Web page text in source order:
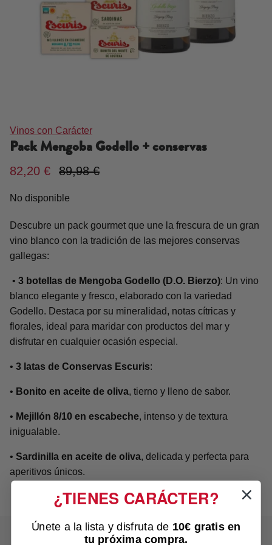
Vinos con Carácter
Pack Mengoba Godello + conservas
82,20 € 89,98 €
No disponible
Descubre un pack gourmet que une la frescura de un gran
vino blanco con la tradición de las mejores conservas
gallegas:
• 3 botellas de Mengoba Godello (D.O. Bierzo): Un vino
blanco elegante y fresco, elaborado con la variedad
Godello. Destaca por su mineralidad, notas cítricas y
florales, ideal para maridar con productos del mar y
disfrutar en cualquier ocasión especial.
• 3 latas de Conservas Escuris:
• Bonito en aceite de oliva, tierno y lleno de sabor.
• Mejillón 8/10 en escabeche, intenso y de textura
inigualable.
• Sardinilla en aceite de oliva, delicada y perfecta para
aperitivos únicos.
¿TIENES CARÁCTER?
Únete a la lista y disfruta de 10€ gratis en
tu próxima compra.